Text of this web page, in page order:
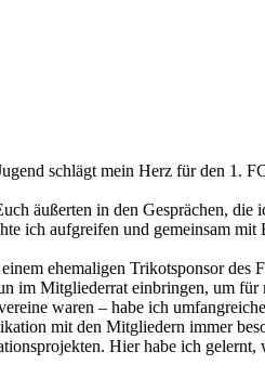
schlägt mein Herz für den 1.
äußerten in den Gesprächen,
ich aufgreifen und gemeinsam
ehemaligen Trikotsponsor
im Mitgliederrat einbringen, um für
waren – habe ich
mit den Mitgliedern immer
Hier habe ich